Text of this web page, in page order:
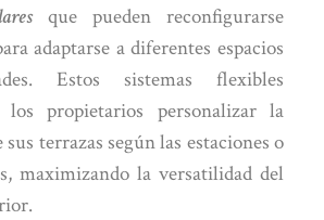
que pueden reconfigurarse
adaptarse a diferentes espacios
Estos sistemas flexibles
propietarios personalizar la
terrazas según las estaciones o
maximizando la versatilidad del